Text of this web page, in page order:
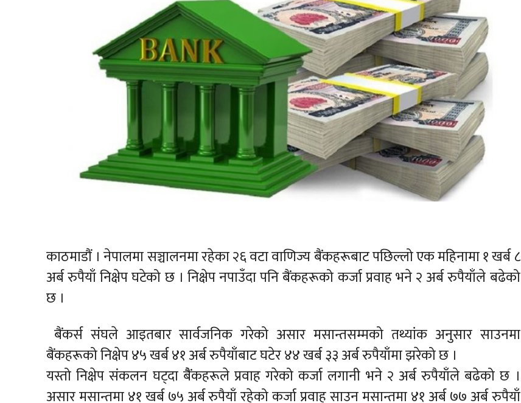
काठमाडौं । नेपालमा सञ्चालनमा रहेका २६ वटा वाणिज्य बैंकहरूबाट पछिल्लो एक महिनामा १ खर्ब ८
अर्ब रुपैयाँ निक्षेप घटेको छ । निक्षेप नपाउँदा पनि बैंकहरूको कर्जा प्रवाह भने २ अर्ब रुपैयाँले बढेको
छ ।
बैंकर्स संघले आइतबार सार्वजनिक गरेको असार मसान्तसम्मको तथ्यांक अनुसार साउनमा
बैंकहरूको निक्षेप ४५ खर्ब ४१ अर्ब रुपैयाँबाट घटेर ४४ खर्ब ३३ अर्ब रुपैयाँमा झरेको छ ।
यस्तो निक्षेप संकलन घट्दा बैैंकहरूले प्रवाह गरेको कर्जा लगानी भने २ अर्ब रुपैयाँले बढेको छ ।
असार मसान्तमा ४१ खर्ब ७५ अर्ब रुपैयाँ रहेको कर्जा प्रवाह साउन मसान्तमा ४१ अर्ब ७७ अर्ब रुपैयाँ